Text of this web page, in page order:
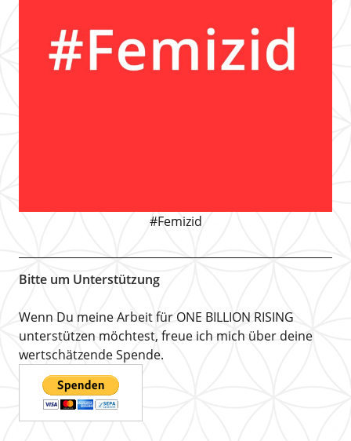
#Femizid
Bitte um Unterstützung
Wenn Du meine Arbeit für ONE BILLION RISING
unterstützen möchtest, freue ich mich über deine
wertschätzende Spende.